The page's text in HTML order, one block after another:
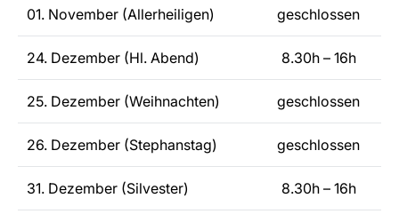
01. November (Allerheiligen) geschlossen
24. Dezember (Hl. Abend) 8.30h – 16h
25. Dezember (Weihnachten) geschlossen
26. Dezember (Stephanstag) geschlossen
31. Dezember (Silvester) 8.30h – 16h